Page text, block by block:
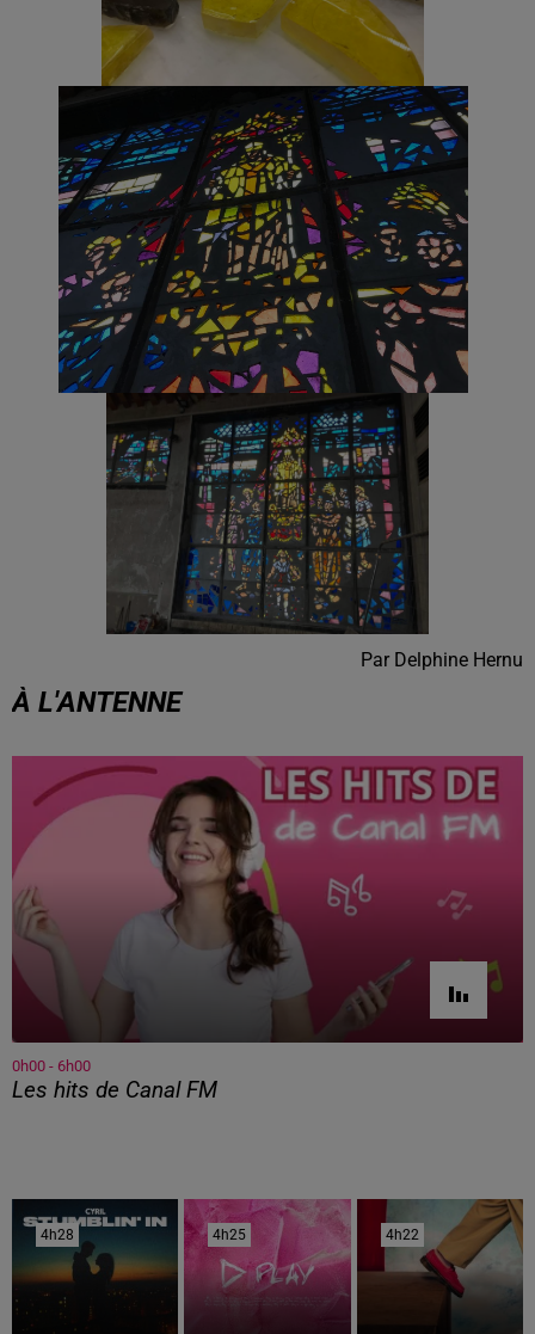
Par Delphine Hernu
À L'ANTENNE
0h00 - 6h00
Les hits de Canal FM
4h28
4h28 4h25
4h25 4h22
4h22